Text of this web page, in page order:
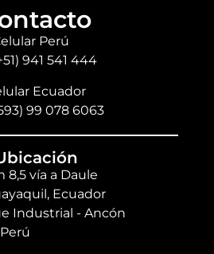
Perú
941 541 444
Ecuador
99 078 6063
8,5 vía a Daule
Ecuador
Industrial - Ancón